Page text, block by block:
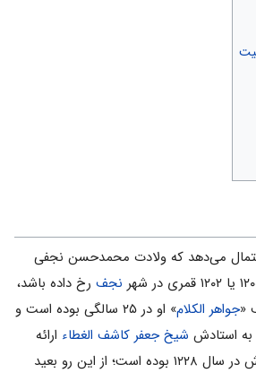
می‌‌دهد که ولادت محمدحسن نجفی
نجف رخ داده باشد،
«جواهر الکلام
» او در ۲۵ سالگی بوده است و
به استادش شیخ جعفر کاشف الغطاء ارائه
داده است و وفات استادش در سال ۱۲۲۸ بوده است؛ از این رو بعید